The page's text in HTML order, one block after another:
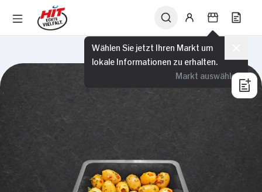
Wählen Sie jetzt Ihren Markt um
lokale Informationen zu erhalten.
Markt auswählen